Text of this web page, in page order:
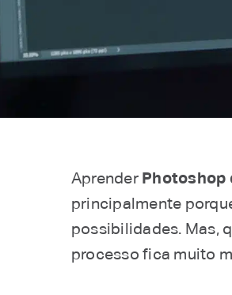
Aprender Photoshop
principalmente
possibilidades. Mas,
processo fica muito